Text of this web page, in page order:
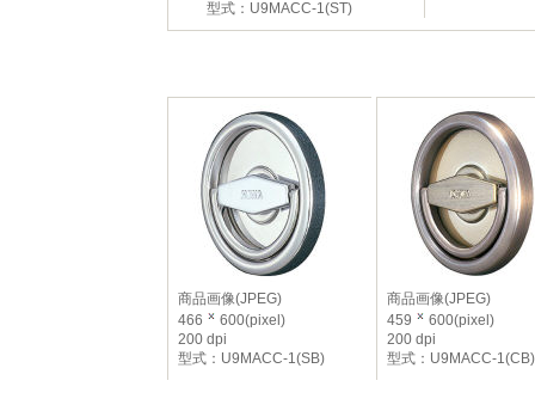
型式：U9MACC-1(ST)
商品画像(JPEG)
466
600(pixel)
200 dpi
型式：U9MACC-1(SB)
商品画像(JPEG)
459
600(pixel)
200 dpi
型式：U9MACC-1(CB)